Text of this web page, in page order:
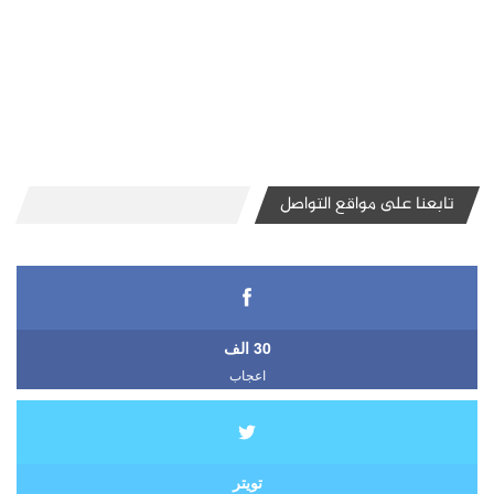
تابعنا على مواقع التواصل
30 الف
اعجاب
تويتر